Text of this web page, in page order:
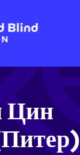
Цин